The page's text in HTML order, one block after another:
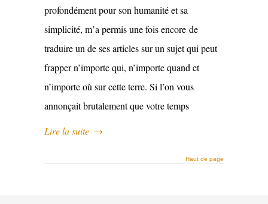
profondément pour son humanité et sa
simplicité, m’a permis une fois encore de
traduire un de ses articles sur un sujet qui peut
frapper n’importe qui, n’importe quand et
n’importe où sur cette terre. Si l’on vous
annonçait brutalement que votre temps
Lire la suite →
Haut de page